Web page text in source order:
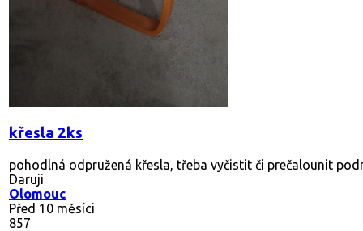
křesla 2ks
pohodlná odpružená křesla, třeba vyčistit či prečalounit
Daruji
Olomouc
Před 10 měsíci
857